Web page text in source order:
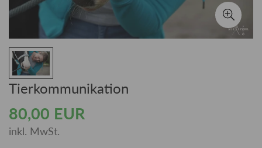
Tierkommunikation
Regulärer
Preis
80,00 EUR
inkl. MwSt.